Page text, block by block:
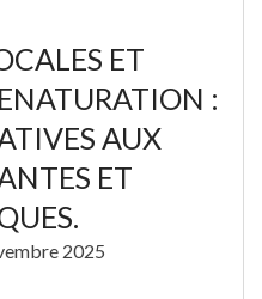
ET
:
AUX
ET
2025